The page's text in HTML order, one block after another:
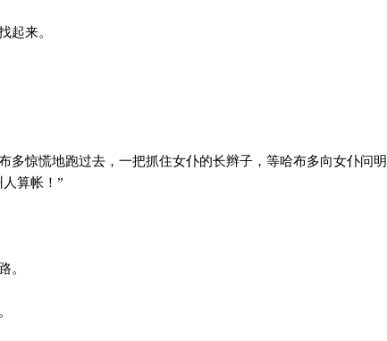
起来。
惊慌地跑过去，一把抓住女仆的长辫子，等哈布多向女仆问明
算帐！”
。